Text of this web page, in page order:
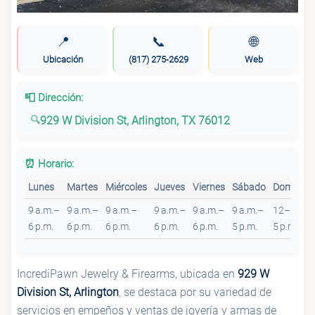
📍
Ubicación
📞
(817) 275-2629
🌐
Web
📮 Dirección:
929 W Division St, Arlington, TX 76012
⏰ Horario:
Lunes Martes Miércoles Jueves Viernes Sábado Domingo
9 a.m.–
6 p.m.
9 a.m.–
6 p.m.
9 a.m.–
6 p.m.
9 a.m.–
6 p.m.
9 a.m.–
6 p.m.
9 a.m.–
5 p.m.
12–
5 p.m.
IncrediPawn Jewelry & Firearms, ubicada en 929 W
Division St, Arlington, se destaca por su variedad de
servicios en empeños y ventas de joyería y armas de